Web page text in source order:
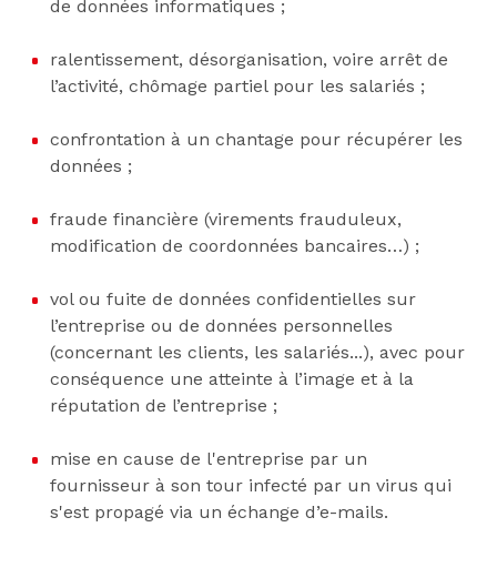
de données informatiques ;
ralentissement, désorganisation, voire arrêt de
l’activité, chômage partiel pour les salariés ;
confrontation à un chantage pour récupérer les
données ;
fraude financière (virements frauduleux,
modification de coordonnées bancaires…) ;
vol ou fuite de données confidentielles sur
l’entreprise ou de données personnelles
(concernant les clients, les salariés...), avec pour
conséquence une atteinte à l’image et à la
réputation de l’entreprise ;
mise en cause de l'entreprise par un
fournisseur à son tour infecté par un virus qui
s'est propagé via un échange d’e-mails.